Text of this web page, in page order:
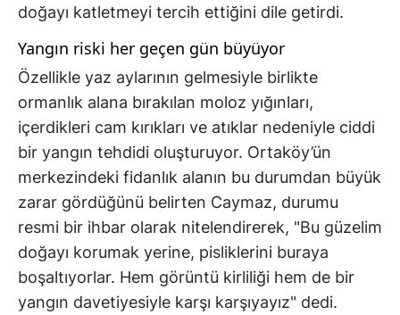
doğayı katletmeyi tercih ettiğini dile getirdi.
Yangın riski her geçen gün büyüyor
Özellikle yaz aylarının gelmesiyle birlikte
ormanlık alana bırakılan moloz yığınları,
içerdikleri cam kırıkları ve atıklar nedeniyle ciddi
bir yangın tehdidi oluşturuyor. Ortaköy’ün
merkezindeki fidanlık alanın bu durumdan büyük
zarar gördüğünü belirten Caymaz, durumu
resmi bir ihbar olarak nitelendirerek, "Bu güzelim
doğayı korumak yerine, pisliklerini buraya
boşaltıyorlar. Hem görüntü kirliliği hem de bir
yangın davetiyesiyle karşı karşıyayız" dedi.